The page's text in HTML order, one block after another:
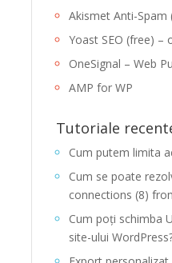
Akismet Anti-Spam
Yoast SEO (free) –
OneSignal – Web
AMP for WP
Tutoriale
Cum putem limita
Cum se poate
connections (8)
Cum poți schimba
site-ului